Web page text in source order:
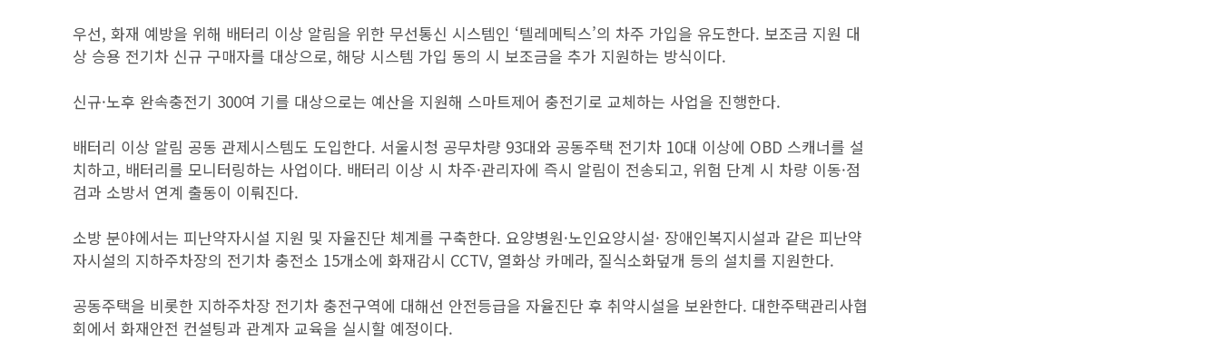
우선, 화재 예방을 위해 배터리 이상 알림을 위한 무선통신 시스템인 ‘텔레메틱스’의 차주 가입을 유도한다. 보조금 지원 대
상 승용 전기차 신규 구매자를 대상으로, 해당 시스템 가입 동의 시 보조금을 추가 지원하는 방식이다.
신규·노후 완속충전기 300여 기를 대상으로는 예산을 지원해 스마트제어 충전기로 교체하는 사업을 진행한다.
배터리 이상 알림 공동 관제시스템도 도입한다. 서울시청 공무차량 93대와 공동주택 전기차 10대 이상에 OBD 스캐너를 설
치하고, 배터리를 모니터링하는 사업이다. 배터리 이상 시 차주·관리자에 즉시 알림이 전송되고, 위험 단계 시 차량 이동·점
검과 소방서 연계 출동이 이뤄진다.
소방 분야에서는 피난약자시설 지원 및 자율진단 체계를 구축한다. 요양병원·노인요양시설· 장애인복지시설과 같은 피난약
자시설의 지하주차장의 전기차 충전소 15개소에 화재감시 CCTV, 열화상 카메라, 질식소화덮개 등의 설치를 지원한다.
공동주택을 비롯한 지하주차장 전기차 충전구역에 대해선 안전등급을 자율진단 후 취약시설을 보완한다. 대한주택관리사협
회에서 화재안전 컨설팅과 관계자 교육을 실시할 예정이다.